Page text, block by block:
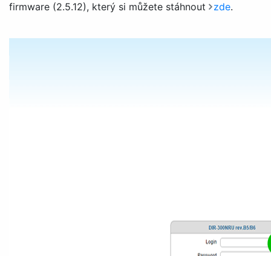
firmware (2.5.12), který si můžete stáhnout
zde.